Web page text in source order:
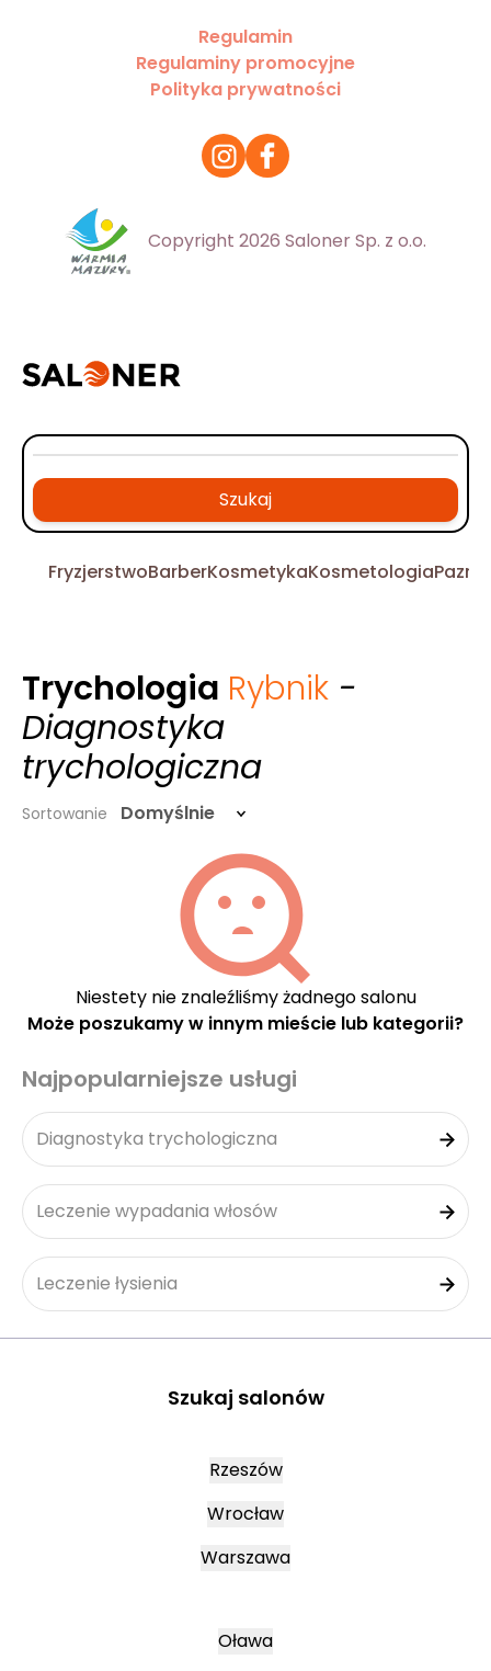
Regulamin
Regulaminy promocyjne
Polityka prywatności
Copyright 2026 Saloner Sp. z o.o.
Szukaj
FryzjerstwoBarberKosmetykaKosmetologia
Trychologia Rybnik -
Diagnostyka
trychologiczna
Sortowanie Domyślnie
Niestety nie znaleźliśmy żadnego salonu
Może poszukamy w innym mieście lub kategorii?
Najpopularniejsze usługi
Diagnostyka trychologiczna
Leczenie wypadania włosów
Leczenie łysienia
Szukaj salonów
Rzeszów
Wrocław
Warszawa
Oława